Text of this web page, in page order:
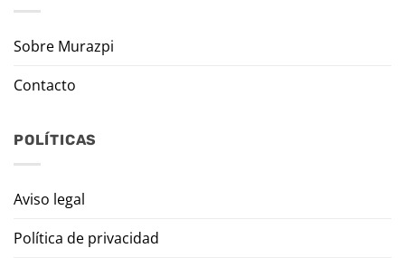
Sobre Murazpi
Contacto
POLÍTICAS
Aviso legal
Política de privacidad